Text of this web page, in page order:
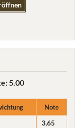
5.00
Note
3,65